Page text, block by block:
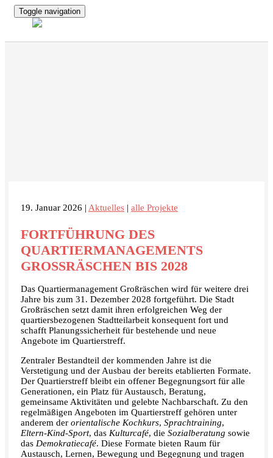
Toggle navigation
19. Januar 2026 | Aktuelles| alle Projekte
FORTFÜHRUNG DES
QUARTIERMANAGEMENTS
GROSSRÄSCHEN BIS 2028
Das Quartiermanagement Großräschen wird für weitere drei
Jahre bis zum 31. Dezember 2028 fortgeführt. Die Stadt
Großräschen setzt damit ihren erfolgreichen Weg der
quartiersbezogenen Stadtteilarbeit konsequent fort und
schafft Planungssicherheit für bestehende und neue
Angebote im Quartierstreff.
Zentraler Bestandteil der kommenden Jahre ist die
Verstetigung und der Ausbau der bereits etablierten Formate.
Der Quartierstreff bleibt ein offener Begegnungsort für alle
Generationen, ein Platz für Austausch, Beratung,
gemeinsame Aktivitäten und gelebte Nachbarschaft. Zu den
regelmäßigen Angeboten im Quartierstreff gehören unter
anderem der orientalische Kochkurs, Sprachtraining,
Eltern-Kind-Sport, das Kulturcafé, die Sozialberatung sowie
das Demokratiecafé. Diese Formate bieten Raum für
Austausch, Lernen, Bewegung und Begegnung und tragen